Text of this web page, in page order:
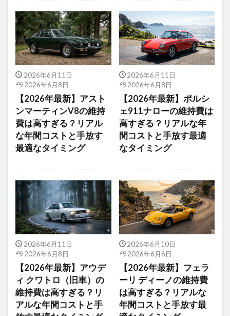
2026年6月11日
2026年6月8日
【2026年最新】アスト
ンマーティンV8の維持
費は高すぎる？リアル
な年間コストと手放す
最適なタイミング
2026年6月11日
2026年6月8日
【2026年最新】ポルシ
ェ911ナローの維持費は
高すぎる？リアルな年
間コストと手放す最適
なタイミング
2026年6月11日
2026年6月8日
【2026年最新】アウデ
ィ クワトロ（旧車）の
維持費は高すぎる？リ
アルな年間コストと手
2026年6月10日
2026年6月6日
【2026年最新】フェラ
ーリ ディーノの維持費
は高すぎる？リアルな
年間コストと手放す最